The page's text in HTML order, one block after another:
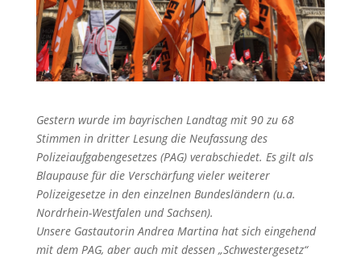
Gestern wurde im bayrischen Landtag mit 90 zu 68
Stimmen in dritter Lesung die Neufassung des
Polizeiaufgabengesetzes (PAG) verabschiedet. Es gilt als
Blaupause für die Verschärfung vieler weiterer
Polizeigesetze in den einzelnen Bundesländern (u.a.
Nordrhein-Westfalen und Sachsen).
Unsere Gastautorin Andrea Martina hat sich eingehend
mit dem PAG, aber auch mit dessen „Schwestergesetz“